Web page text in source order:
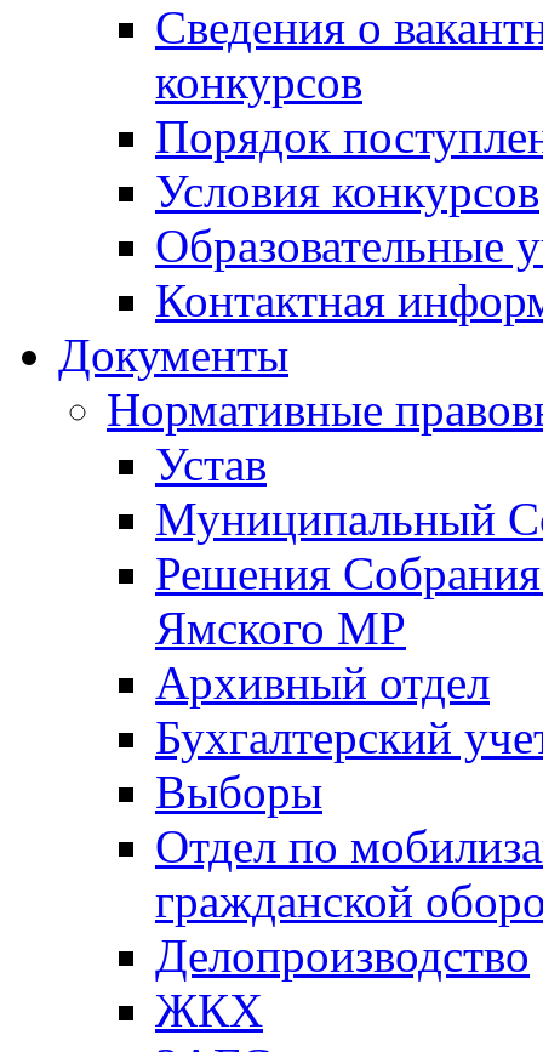
Сведения о
конкурсов
Порядок
Условия конкурсов
Образовательные
Контактная
Документы
Нормативные
Устав
Муниципальный
Решения
Ямского МР
Архивный отдел
Бухгалтерский
Выборы
Отдел по
гражданской
Делопроизводство
ЖКХ